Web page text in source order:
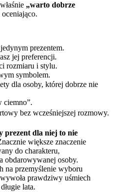
„warto dobrze
oceniająco.
prezentem.
jej preferencji.
rozmiaru i stylu.
symbolem.
dla osoby, której dobrze nie
ciemno”.
bez wcześniejszej rozmowy.
prezent dla niej to nie
większe znaczenie
do charakteru,
obdarowywanej osoby.
na przemyślenie wyboru
prawdziwy uśmiech
lata.